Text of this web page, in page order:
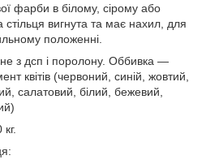
фарби в білому, сірому або
вигнута та має нахил, для
положенні.
з дсп і поролону. Оббивка —
квітів (червоний, синій, жовтий,
салатовий, білий, бежевий,